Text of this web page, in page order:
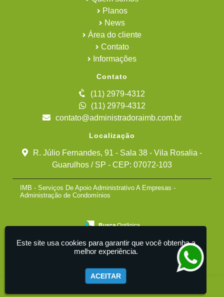
Planos
News
Área do cliente
Contato
Informações
Contato
(11) 2979-4312
(11) 2979-4312
contato@administradoraimb.com.br
Localização
R. Júlio Fernandes, 91 - Sala 38 - Vila Rosalia -
Guarulhos / SP - CEP: 07072-103
IMB - Serviços De Apoio Administrativo A Empresas -
Administração de Condomínios
Este site usa cookies para garantir que você obtenha a
melhor experiência.
ACEITAR